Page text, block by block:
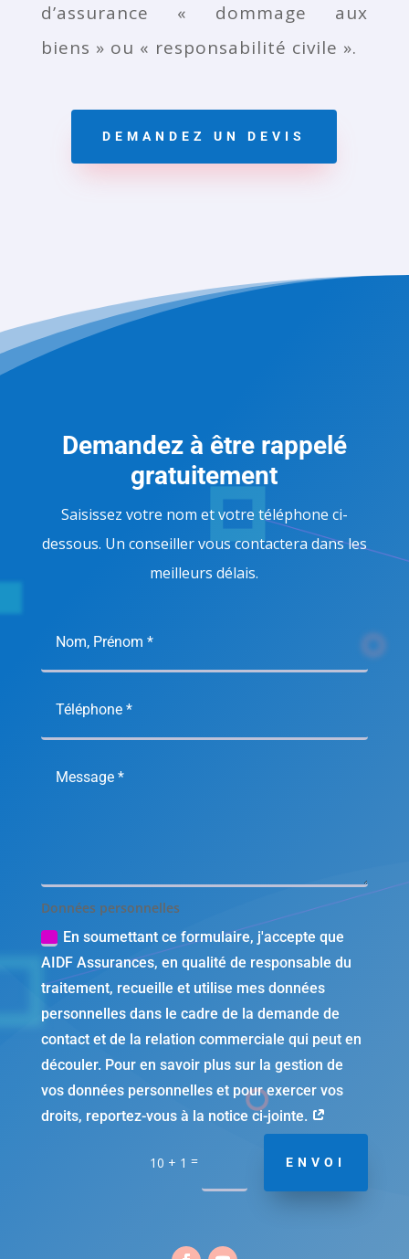
d’assurance « dommage aux
biens » ou « responsabilité civile ».
DEMANDEZ UN DEVIS
Demandez à être rappelé
gratuitement
Saisissez votre nom et votre téléphone ci-
dessous. Un conseiller vous contactera dans les
meilleurs délais.
Données personnelles
En soumettant ce formulaire, j'accepte que
AIDF Assurances, en qualité de responsable du
traitement, recueille et utilise mes données
personnelles dans le cadre de la demande de
contact et de la relation commerciale qui peut en
découler. Pour en savoir plus sur la gestion de
vos données personnelles et pour exercer vos
droits, reportez-vous à la notice ci-jointe.
10 + 1 = ENVOI